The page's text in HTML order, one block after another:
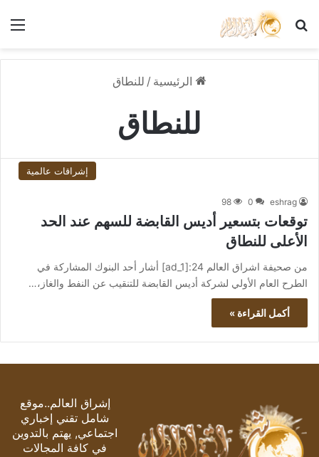
بحث عن
الرئيسية / للنطاق
للنطاق
إشراقات عالمية
eshrag
0
98
توقعات بتسعير أديس القابضة للسهم عند الحد
الأعلى للنطاق
من صحيفة اشراق العالم 24:[ad_1] أشار أحد البنوك المشاركة في
الطرح العام الأولي لشركة أديس القابضة للتنقيب عن النفط والغاز،…
أكمل القراءة »
إشراق العالم..موقع
شامل تقني إخباري
اجتماعي, يهتم بالتدوين
في كافة المجالات